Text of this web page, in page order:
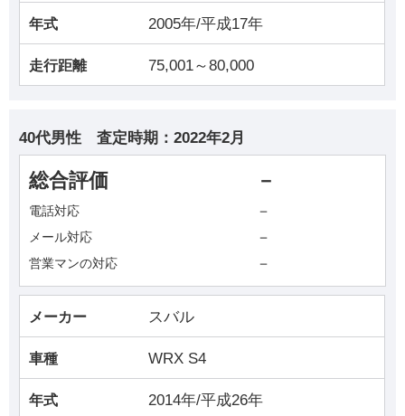
年式 2005年/平成17年
走行距離 75,001～80,000
40代男性 査定時期： 2022年2月
総合評価 －
電話対応 －
メール対応 －
営業マンの対応 －
メーカー スバル
車種 WRX S4
年式 2014年/平成26年